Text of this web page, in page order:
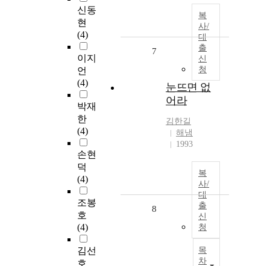
신동
현
(4)
이지
언
(4)
박재
한
(4)
손현
덕
(4)
조봉
호
(4)
김선
호
복
사/
대
출
신
청
7
눈뜨면 없
어라
김한길
해냄
1993
복
사/
대
출
신
청
목
차
8